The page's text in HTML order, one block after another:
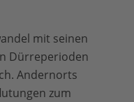
mit seinen
Dürreperioden
Andernorts
zum